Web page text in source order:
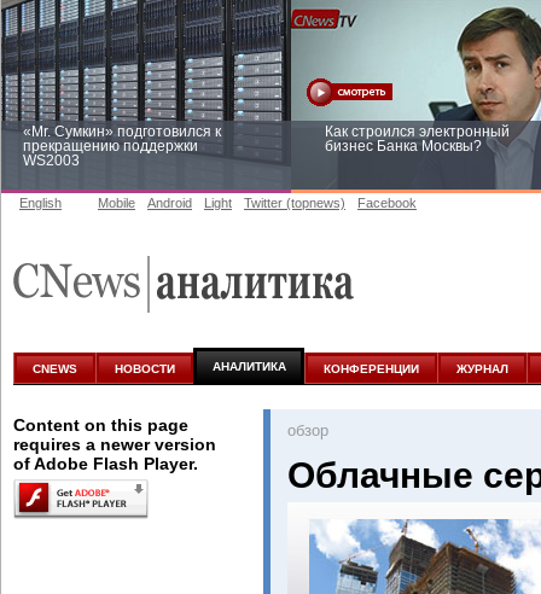
«Mr. Сумкин» подготовился к
прекращению поддержки
WS2003
Как строился электронный
бизнес Банка Москвы?
аналитике
English Mobile Android Light Twitter (topnews) Facebook
CNEWS НОВОСТИ АНАЛИТИКА КОНФЕРЕНЦИИ ЖУРНАЛ
Content on this page
requires a newer version
of Adobe Flash Player.
oбзор
Облачные